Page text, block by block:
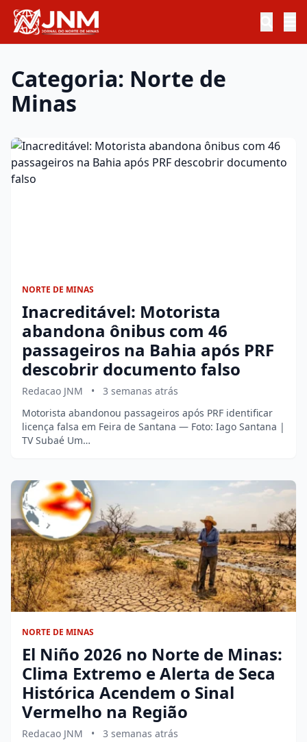
Categoria: Norte de
Minas
NORTE DE MINAS
Inacreditável: Motorista
abandona ônibus com 46
passageiros na Bahia após PRF
descobrir documento falso
Redacao JNM •
3 semanas atrás
Motorista abandonou passageiros após PRF identificar
licença falsa em Feira de Santana — Foto: Iago Santana |
TV Subaé Um…
NORTE DE MINAS
El Niño 2026 no Norte de Minas:
Clima Extremo e Alerta de Seca
Histórica Acendem o Sinal
Vermelho na Região
Redacao JNM •
3 semanas atrás